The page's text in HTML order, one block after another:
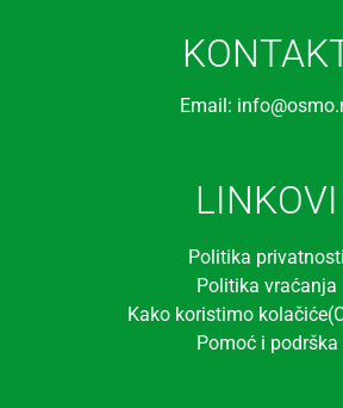
Email:
LINKOVI
Politika privatnosti
Politika vraćanja
Kako koristimo
Pomoć i podrška